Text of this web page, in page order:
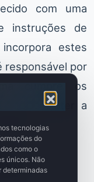
tecnologias
do
como o
únicos. Não
determinadas
com uma
instruções de
estes
responsável por
cumpre os
e por obter a